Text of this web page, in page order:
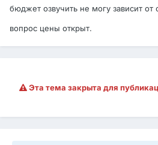
бюджет озвучить не могу зависит от
вопрос цены открыт.
Эта тема закрыта для